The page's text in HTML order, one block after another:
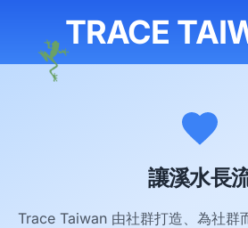
TRACE
讓溪水長
Trace Taiwan 由社群打造、為社群